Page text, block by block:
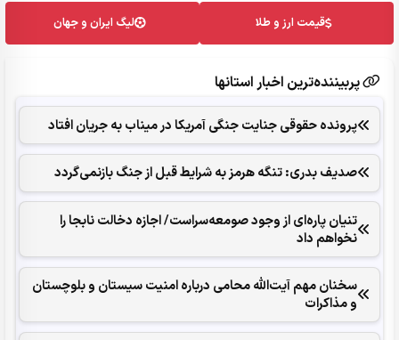
قیمت ارز و طلا لیگ ایران و جهان
پربیننده‌ترین اخبار استانها
پرونده حقوقی جنایت جنگی آمریکا در میناب به جریان افتاد
صدیف بدری: تنگه هرمز به شرایط قبل از جنگ بازنمی‌گردد
تنیان پاره‌ای از وجود صومعه‌سراست/ اجازه دخالت نابجا را
نخواهم داد
سخنان مهم آیت‌الله محامی درباره امنیت سیستان و بلوچستان
و مذاکرات